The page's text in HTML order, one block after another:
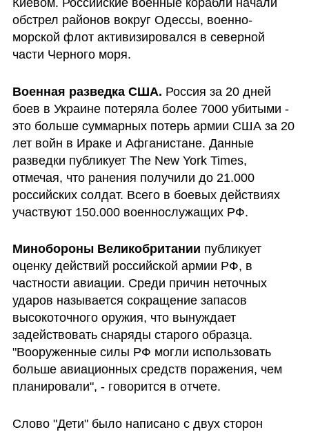
обстрел районов вокруг Одессы, военно-
морской флот активизировался в северной
части Черного моря.
Военная разведка США. Россия за 20 дней
боев в Украине потеряла более 7000 убитыми -
это больше суммарных потерь армии США за 20
лет войн в Ираке и Афганистане. Данные
разведки публикует The New York Times,
отмечая, что ранения получили до 21.000
российских солдат. Всего в боевых действиях
участвуют 150.000 военнослужащих РФ.
Минобороны Великобритании публикует
оценку действий российской армии РФ, в
частности авиации. Среди причин неточных
ударов называется сокращение запасов
высокоточного оружия, что вынуждает
задействовать снаряды старого образца.
"Вооруженные силы РФ могли использовать
больше авиационных средств поражения, чем
планировали", - говорится в отчете.
Слово "Дети" было написано с двух сторон